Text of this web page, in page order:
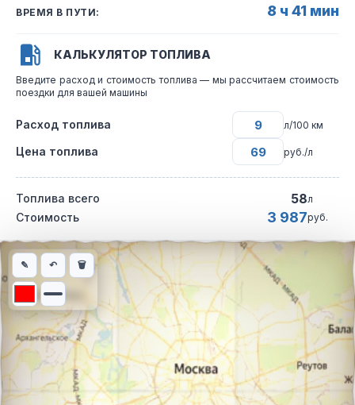
ВРЕМЯ В ПУТИ: 8 ч 41 мин
КАЛЬКУЛЯТОР ТОПЛИВА
Введите расход и стоимость топлива — мы рассчитаем стоимость
поездки для вашей машины
Расход топлива л/100 км
Цена топлива руб./л
Топлива всего 58л
Стоимость 3 987руб.
Интерактивная карта автомобильного маршрута из города
✎ ↶ 🗑